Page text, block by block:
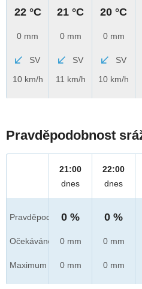
22 °C
0 mm
SV
10 km/h
21 °C
0 mm
SV
11 km/h
20 °C
0 mm
SV
10 km/h
Pravděpodobnost
Pravděpod.
Očekáváno
Maximum
21:00
dnes
0 %
0 mm
0 mm
22:00
dnes
0 %
0 mm
0 mm